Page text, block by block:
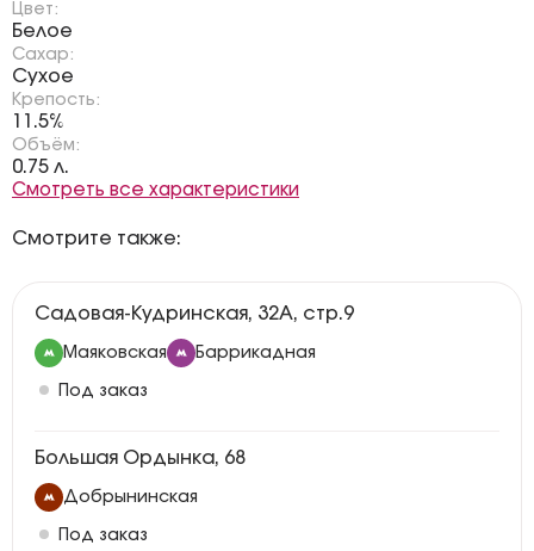
Цвет:
Белое
Сахар:
Сухое
Крепость:
11.5%
Объём:
0.75 л.
Смотреть все характеристики
Смотрите также:
Садовая-Кудринская, 32А, стр.9
Маяковская Баррикадная
Под заказ
Большая Ордынка, 68
Добрынинская
Под заказ